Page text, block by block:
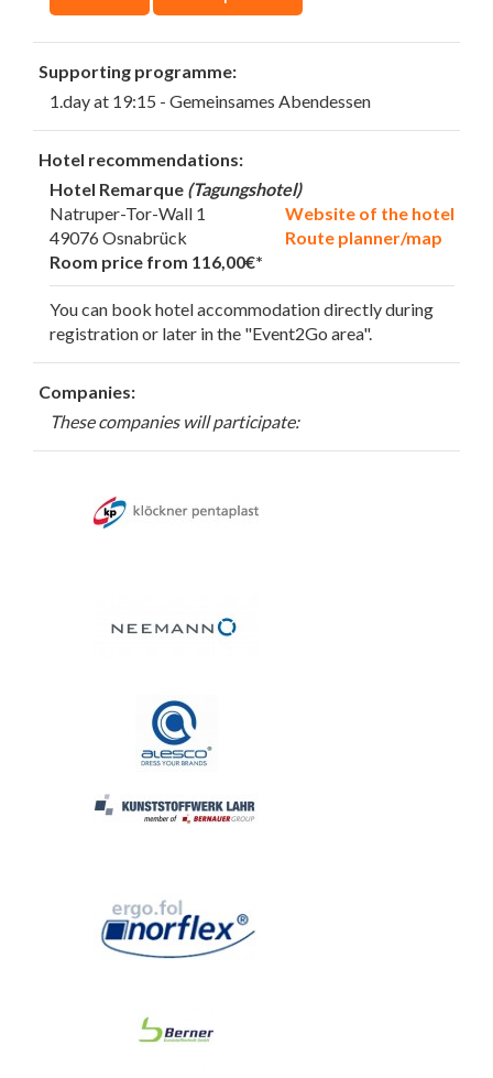
Supporting programme:
1.day at 19:15 - Gemeinsames Abendessen
Hotel recommendations:
Hotel Remarque (Tagungshotel)
Website of the hotel
Route planner/map
Natruper-Tor-Wall 1
49076 Osnabrück
Room price from 116,00€*
You can book hotel accommodation directly during
registration or later in the "Event2Go area".
Companies:
These companies will participate: